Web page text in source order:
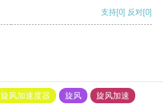
支持[0] 反对[0]
旋风加速度器 旋风
旋风加速